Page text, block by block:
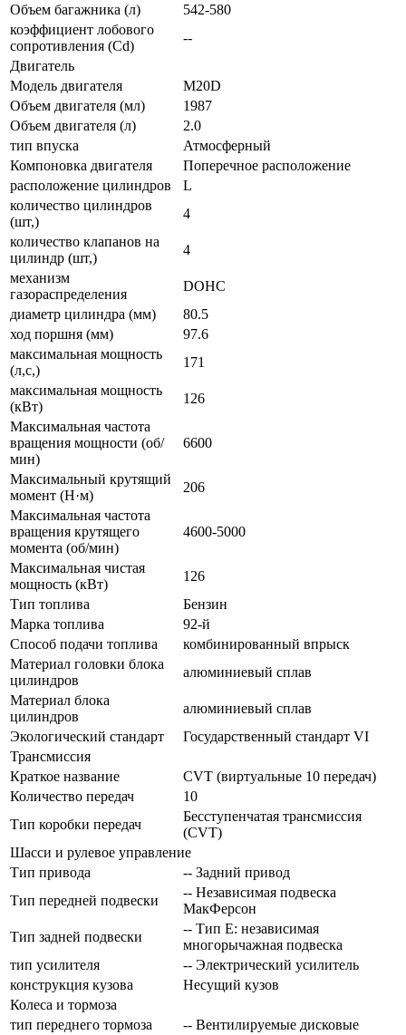
Объем багажника (л)
542-580
коэффициент лобового
сопротивления (Cd)
--
Двигатель
Модель двигателя
M20D
Объем двигателя (мл)
1987
Объем двигателя (л)
2.0
тип впуска
Атмосферный
Компоновка двигателя
Поперечное расположение
расположение цилиндров
L
количество цилиндров
(шт,)
4
количество клапанов на
цилиндр (шт,)
4
механизм
газораспределения
DOHC
диаметр цилиндра (мм)
80.5
ход поршня (мм)
97.6
максимальная мощность
(л,с,)
171
максимальная мощность
(кВт)
126
Максимальная частота
вращения мощности (об/
мин)
6600
Максимальный крутящий
момент (Н·м)
206
Максимальная частота
вращения крутящего
момента (об/мин)
4600-5000
Максимальная чистая
мощность (кВт)
126
Тип топлива
Бензин
Марка топлива
92-й
Способ подачи топлива
комбинированный впрыск
Материал головки блока
цилиндров
алюминиевый сплав
Материал блока
цилиндров
алюминиевый сплав
Экологический стандарт
Государственный стандарт VI
Трансмиссия
Краткое название
CVT (виртуальные 10 передач)
Количество передач
10
Тип коробки передач
Бесступенчатая трансмиссия
(CVT)
Шасси и рулевое управление
Тип привода
-- Задний привод
Тип передней подвески
-- Независимая подвеска
МакФерсон
Тип задней подвески
-- Тип E: независимая
многорычажная подвеска
тип усилителя
-- Электрический усилитель
конструкция кузова
Несущий кузов
Колеса и тормоза
тип переднего тормоза
-- Вентилируемые дисковые